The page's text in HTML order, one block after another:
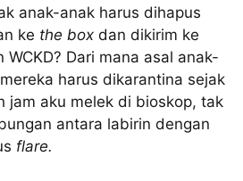
anak-anak harus dihapus
ke the box dan dikirim ke
Dari mana asal anak-
harus dikarantina sejak
jam aku melek di bioskop, tak
antara labirin dengan
flare.